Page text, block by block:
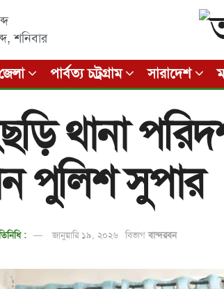
,শনিবার
পার্বত্য চট্রগ্রাম সারাদেশ
থানা
পুলিশ সুপার
: জানুয়ারি ১৯, ২০২৬ বিভাগ বান্দরবন